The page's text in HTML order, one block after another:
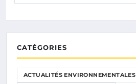
CATÉGORIES
ACTUALITÉS ENVIRONNEMENTALES